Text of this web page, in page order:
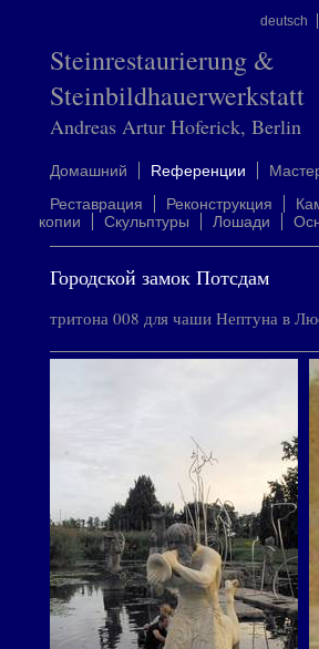
deutsch
Steinrestaurierung &
Steinbildhauerwerkstatt
Andreas Artur Hoferick, Berlin
Домашний Rеференции
Реставрация
Реконструкция
копии
Скульптуры Лошади
Городской замок Потсдам
тритона 008 для чаши Нептуна в